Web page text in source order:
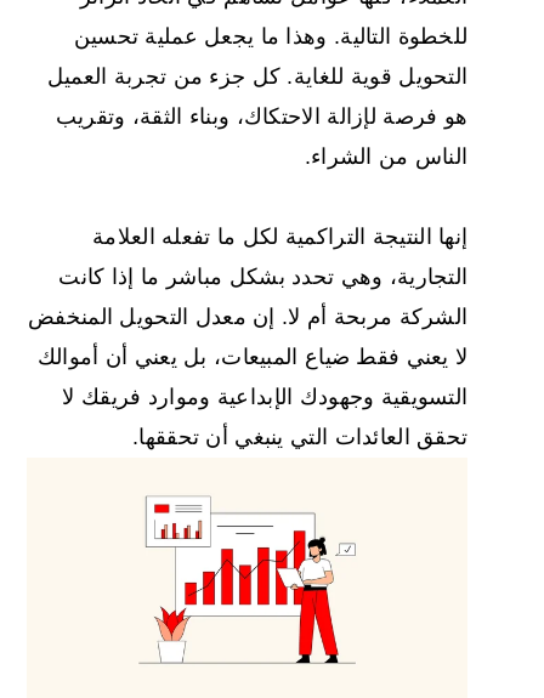
للخطوة التالية. وهذا ما يجعل عملية تحسين
التحويل قوية للغاية. كل جزء من تجربة العميل
هو فرصة لإزالة الاحتكاك، وبناء الثقة، وتقريب
الناس من الشراء.
إنها النتيجة التراكمية لكل ما تفعله العلامة
التجارية، وهي تحدد بشكل مباشر ما إذا كانت
الشركة مربحة أم لا. إن معدل التحويل المنخفض
لا يعني فقط ضياع المبيعات، بل يعني أن أموالك
التسويقية وجهودك الإبداعية وموارد فريقك لا
تحقق العائدات التي ينبغي أن تحققها.